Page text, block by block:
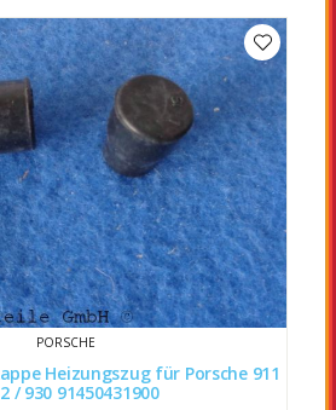
PORSCHE
für Porsche 911
/ 912 / 930 91450431900